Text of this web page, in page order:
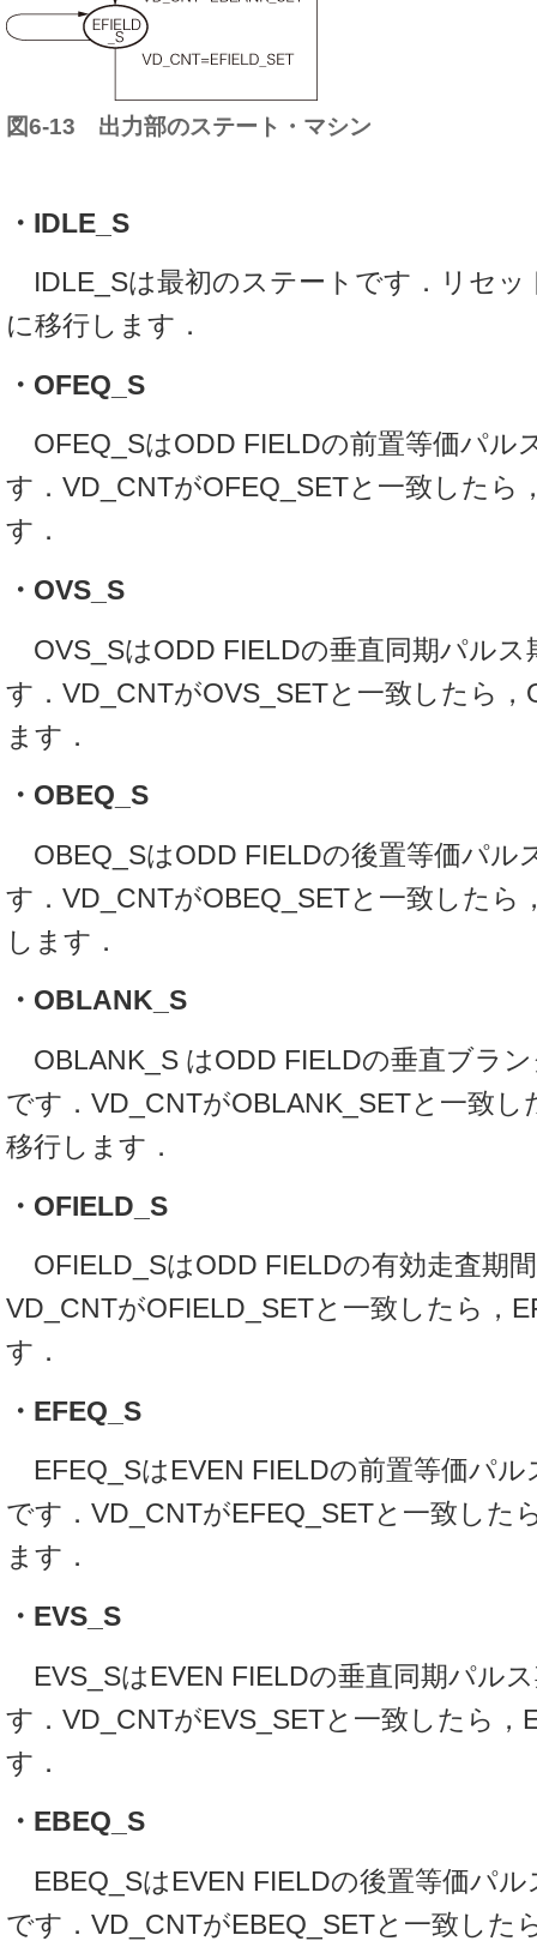
図6-13 出力部のステート・マシン
・IDLE_S
IDLE_Sは最初のステートです．リセッ
に移行します．
・OFEQ_S
OFEQ_SはODD FIELDの前置等価パル
す．VD_CNTがOFEQ_SETと一致したら
す．
・OVS_S
OVS_SはODD FIELDの垂直同期パルス
す．VD_CNTがOVS_SETと一致したら，
ます．
・OBEQ_S
OBEQ_SはODD FIELDの後置等価パル
す．VD_CNTがOBEQ_SETと一致したら
します．
・OBLANK_S
OBLANK_S はODD FIELDの垂直ブラ
です．VD_CNTがOBLANK_SETと一致し
移行します．
・OFIELD_S
OFIELD_SはODD FIELDの有効走査期
VD_CNTがOFIELD_SETと一致したら，
す．
・EFEQ_S
EFEQ_SはEVEN FIELDの前置等価パル
です．VD_CNTがEFEQ_SETと一致した
ます．
・EVS_S
EVS_SはEVEN FIELDの垂直同期パル
す．VD_CNTがEVS_SETと一致したら，
す．
・EBEQ_S
EBEQ_SはEVEN FIELDの後置等価パ
です．VD_CNTがEBEQ_SETと一致した